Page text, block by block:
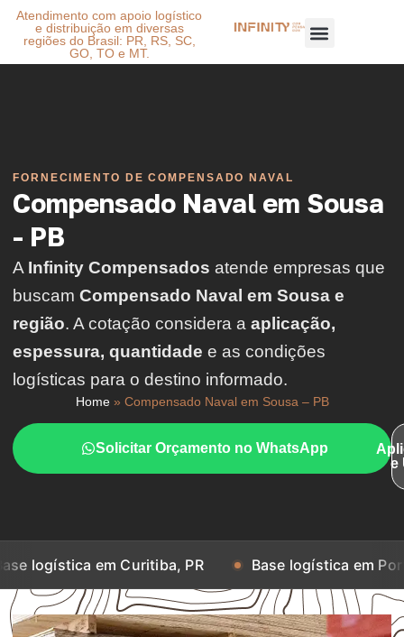
Atendimento com apoio logístico
e distribuição em diversas
regiões do Brasil: PR, RS, SC,
GO, TO e MT.
FORNECIMENTO DE COMPENSADO NAVAL
Compensado Naval em Sousa
- PB
A Infinity Compensados atende empresas que
buscam Compensado Naval em Sousa e
região. A cotação considera a aplicação,
espessura, quantidade e as condições
logísticas para o destino informado.
Home» Compensado Naval em Sousa – PB
Solicitar Orçamento no WhatsApp
e
em Curitiba, PR Base logística em Porto Alegre,